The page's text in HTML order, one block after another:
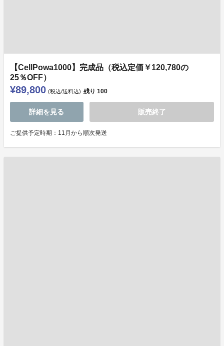
【CellPowa1000】完成品（税込定価￥120,780の
25％OFF）
¥89,800 (税込/送料込) 残り 100
詳細を見る 販売終了
ご提供予定時期：11月から順次発送